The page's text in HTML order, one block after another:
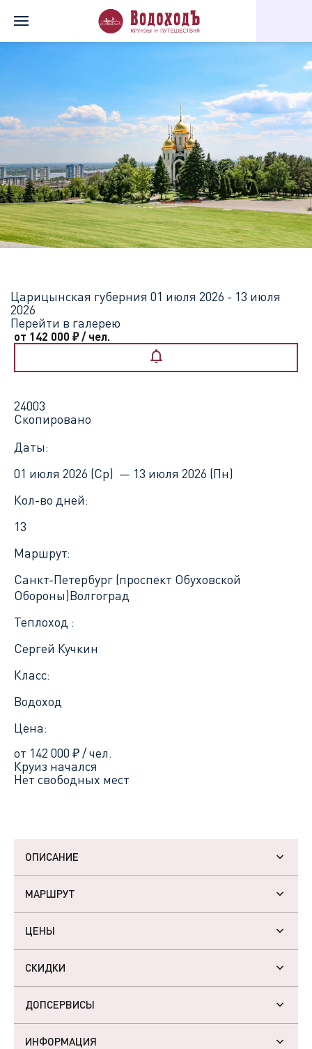
Царицынская губерния 01 июля 2026 - 13 июля
2026
Перейти в галерею
от 142 000 ₽/ чел.
24003
Скопировано
Даты:
01 июля 2026 (Ср) — 13 июля 2026 (Пн)
Кол-во дней:
13
Маршрут:
Санкт-Петербург (проспект Обуховской
Обороны)Волгоград
Теплоход :
Сергей Кучкин
Класс:
Водоход
Цена:
от 142 000 ₽/ чел.
Круиз начался
Нет свободных мест
ОПИСАНИЕ
МАРШРУТ
ЦЕНЫ
СКИДКИ
ДОПСЕРВИСЫ
ИНФОРМАЦИЯ